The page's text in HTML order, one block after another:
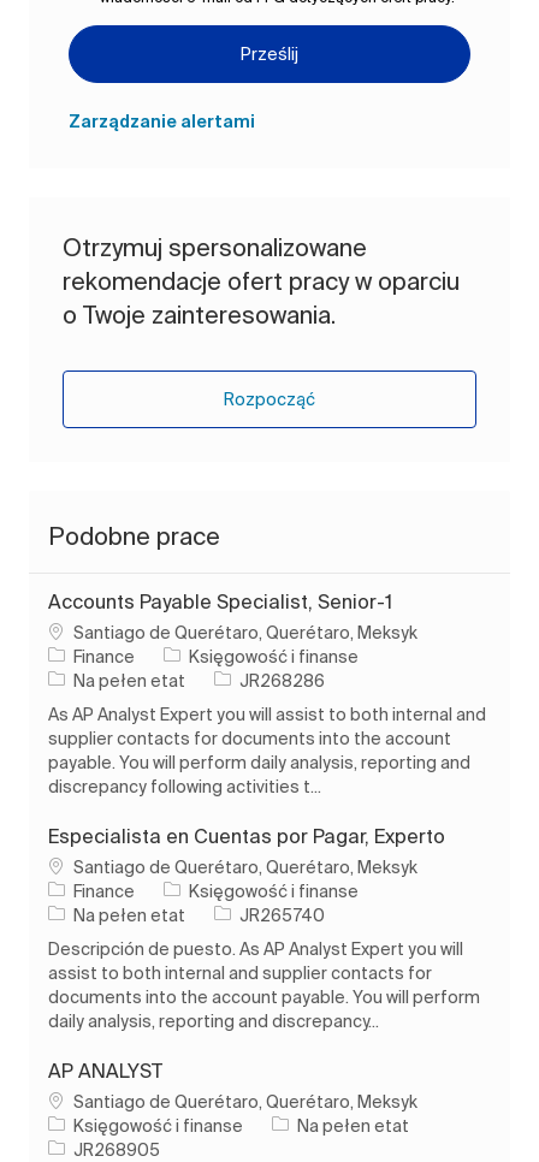
Prześlij
Zarządzanie alertami
Otrzymuj spersonalizowane
rekomendacje ofert pracy w oparciu
o Twoje zainteresowania.
Rozpocząć
Podobne prace
Accounts Payable Specialist, Senior-1
Lokalizacja
Santiago de Querétaro, Querétaro, Meksyk
Finance
Kategoria
Księgowość i finanse
Rodzaj pracy
Na pełen etat Identyfikator zadania
JR268286
As AP Analyst Expert you will assist to both internal and
supplier contacts for documents into the account
payable. You will perform daily analysis, reporting and
discrepancy following activities t...
Especialista en Cuentas por Pagar, Experto
Lokalizacja
Santiago de Querétaro, Querétaro, Meksyk
Finance
Kategoria
Księgowość i finanse
Rodzaj pracy
Na pełen etat Identyfikator zadania
JR265740
Descripción de puesto. As AP Analyst Expert you will
assist to both internal and supplier contacts for
documents into the account payable. You will perform
daily analysis, reporting and discrepancy...
AP ANALYST
Lokalizacja
Santiago de Querétaro, Querétaro, Meksyk
Kategoria
Księgowość i finanse Rodzaj pracy
Na pełen etat
Identyfikator zadania
JR268905